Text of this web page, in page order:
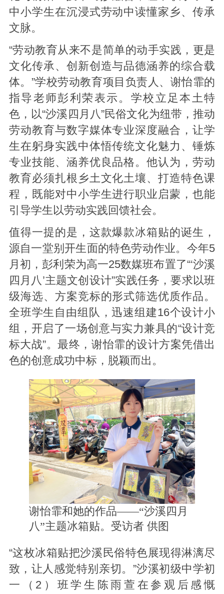
中小学生在沉浸式劳动中读懂家乡、传承
文脉。
“劳动教育从来不是简单的动手实践，更是
文化传承、创新创造与品德涵养的综合载
体。”学校劳动教育项目负责人、谢怡霏的
指导老师彭利荣表示。学校立足本土特
色，以“沙溪四月八”民俗文化为纽带，推动
劳动教育与数字媒体专业深度融合，让学
生在躬身实践中体悟传统文化魅力、锤炼
专业技能、涵养优良品格。他认为，劳动
教育必须扎根乡土文化土壤、打造特色课
程，既能对中小学生进行职业启蒙，也能
引导学生以劳动实践回馈社会。
值得一提的是，这款爆款冰箱贴的诞生，
源自一堂别开生面的特色劳动作业。今年5
月初，彭利荣为高一25数媒班布置了“‘沙溪
四月八’主题文创设计”实践任务，要求以班
级海选、方案竞标的形式筛选优质作品。
全班学生自由组队，迅速组建16个设计小
组，开启了一场创意与实力兼具的“设计竞
标大战”。最终，谢怡霏的设计方案凭借出
色的创意成功中标，脱颖而出。
谢怡霏和她的作品——“沙溪四月
八”主题冰箱贴。受访者 供图
“这枚冰箱贴把沙溪民俗特色展现得淋漓尽
致，让人感觉特别亲切。”沙溪初级中学初
一（2）班学生陈雨萱在参观后感慨